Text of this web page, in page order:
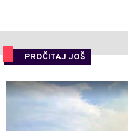
PROČITAJ JOŠ